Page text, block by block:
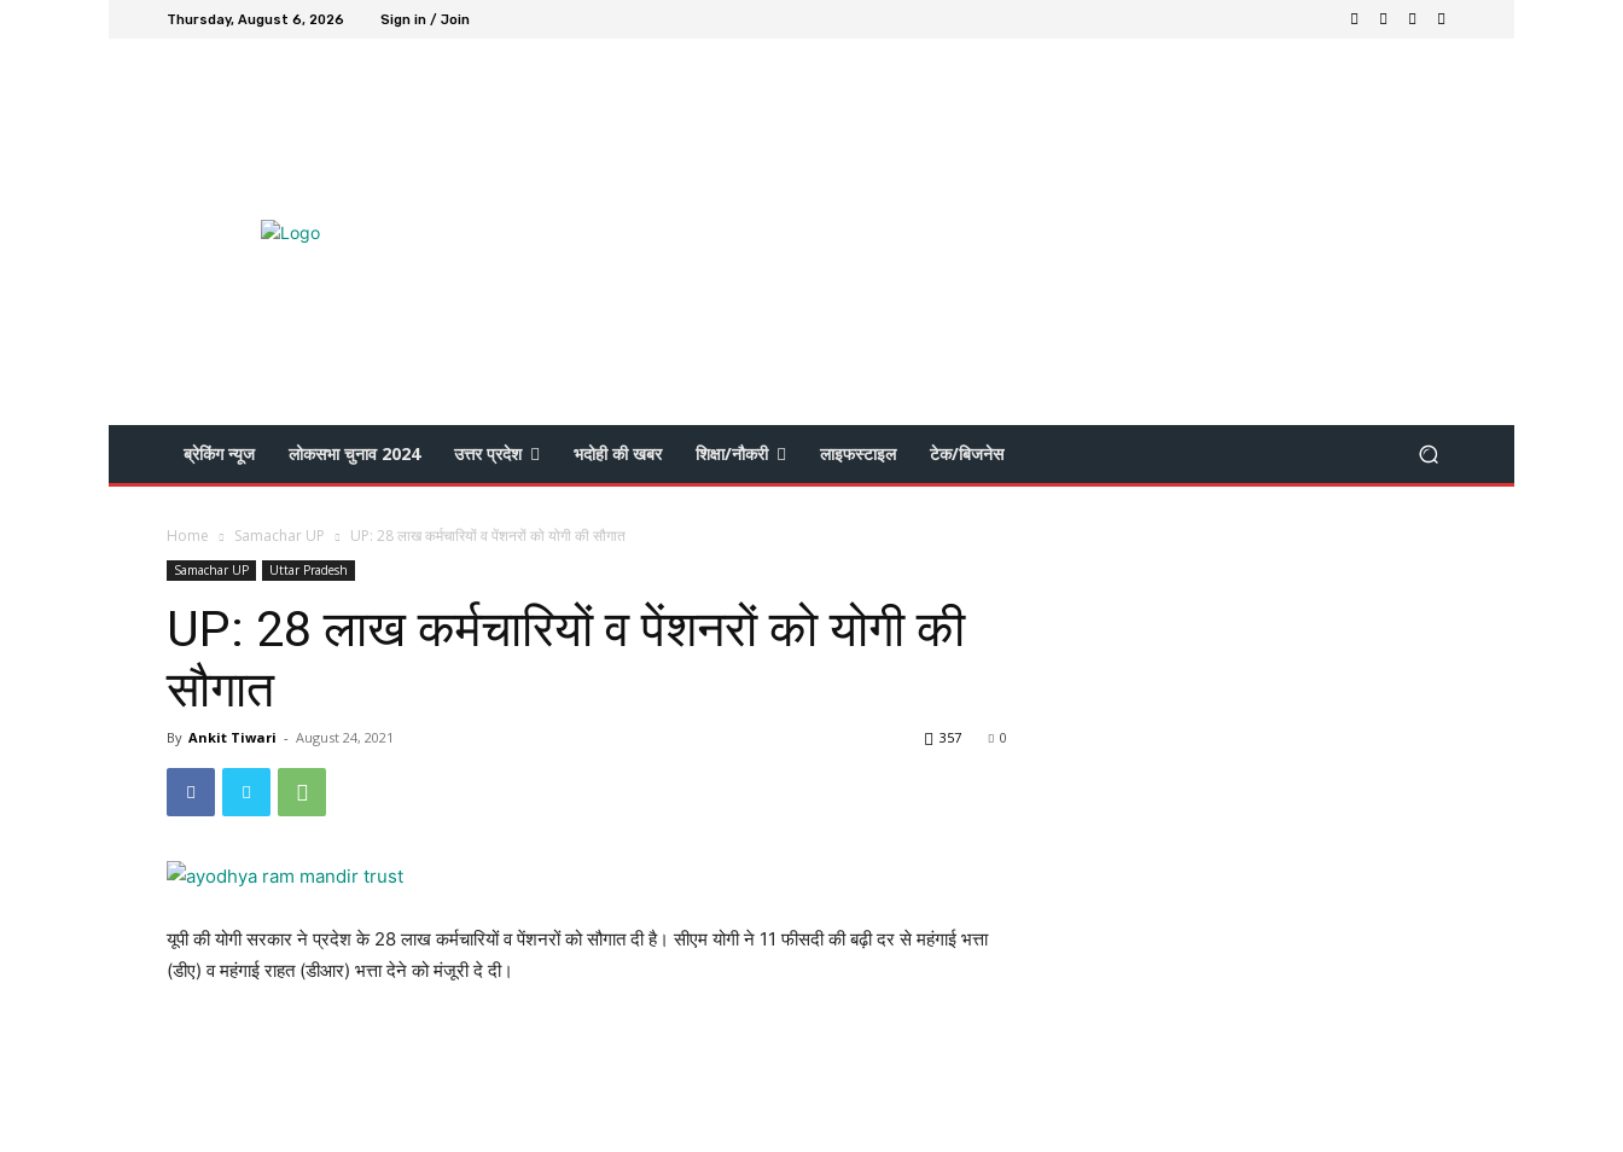
Thursday, August 6, 2026 Sign in / Join
ब्रेकिंग न्यूज लोकसभा चुनाव 2024 उत्तर प्रदेश भदोही की खबर शिक्षा/नौकरी लाइफस्टाइल टेक/बिजनेस
Home Samachar UP UP: 28 लाख कर्मचारियों व पेंशनरों को योगी की सौगात
Samachar UP Uttar Pradesh
UP: 28 लाख कर्मचारियों व पेंशनरों को योगी की
सौगात
By Ankit Tiwari - August 24, 2021 0
357
यूपी की योगी सरकार ने प्रदेश के 28 लाख कर्मचारियों व पेंशनरों को सौगात दी है। सीएम योगी ने 11 फीसदी की बढ़ी दर से महंगाई भत्ता
(डीए) व महंगाई राहत (डीआर) भत्ता देने को मंजूरी दे दी।